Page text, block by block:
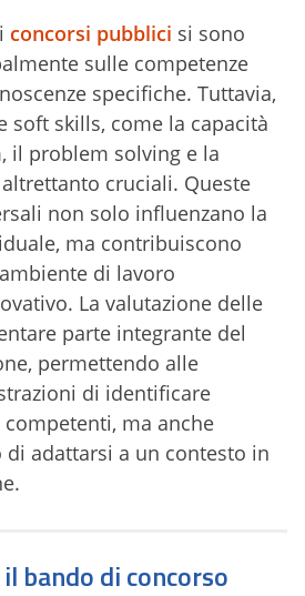
concorsi pubblici si sono
sulle competenze
specifiche. Tuttavia,
soft skills, come la capacità
il problem solving e la
cruciali. Queste
non solo influenzano la
ma contribuiscono
di lavoro
La valutazione delle
parte integrante del
permettendo alle
di identificare
ma anche
adattarsi a un contesto in
bando di concorso